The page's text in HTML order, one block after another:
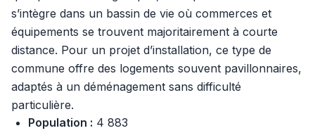
s’intègre dans un bassin de vie où commerces et
équipements se trouvent majoritairement à courte
distance. Pour un projet d’installation, ce type de
commune offre des logements souvent pavillonnaires,
adaptés à un déménagement sans difficulté
particulière.
Population : 4 883